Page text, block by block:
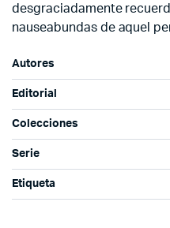
desgraciadamente
nauseabundas de aquel
Autores
Editorial
Colecciones
Serie
Etiqueta